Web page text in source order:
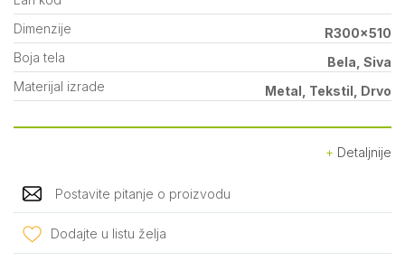
Dimenzije
R300x510
Boja tela
Bela, Siva
Materijal izrade
Metal, Tekstil, Drvo
Detaljnije
Postavite pitanje o proizvodu
Dodajte u listu želja